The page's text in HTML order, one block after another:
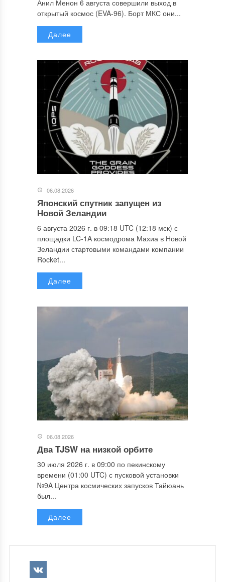
Анил Менон 6 августа совершили выход в
открытый космос (EVA-96). Борт МКС они...
Далее
06.08.2026
Японский спутник запущен из
Новой Зеландии
6 августа 2026 г. в 09:18 UTC (12:18 мск) с
площадки LC-1A космодрома Махиа в Новой
Зеландии стартовыми командами компании
Rocket...
Далее
06.08.2026
Два TJSW на низкой орбите
30 июля 2026 г. в 09:00 по пекинскому
времени (01:00 UTC) с пусковой установки
№9A Центра космических запусков Тайюань
был...
Далее